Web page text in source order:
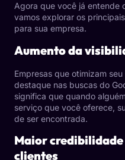
Agora que você já entende
vamos explorar os
para sua empresa.
Aumento da
Empresas que otimizam
destaque nas buscas do
significa que quando
serviço que você oferece,
de ser encontrada.
Maior
clientes